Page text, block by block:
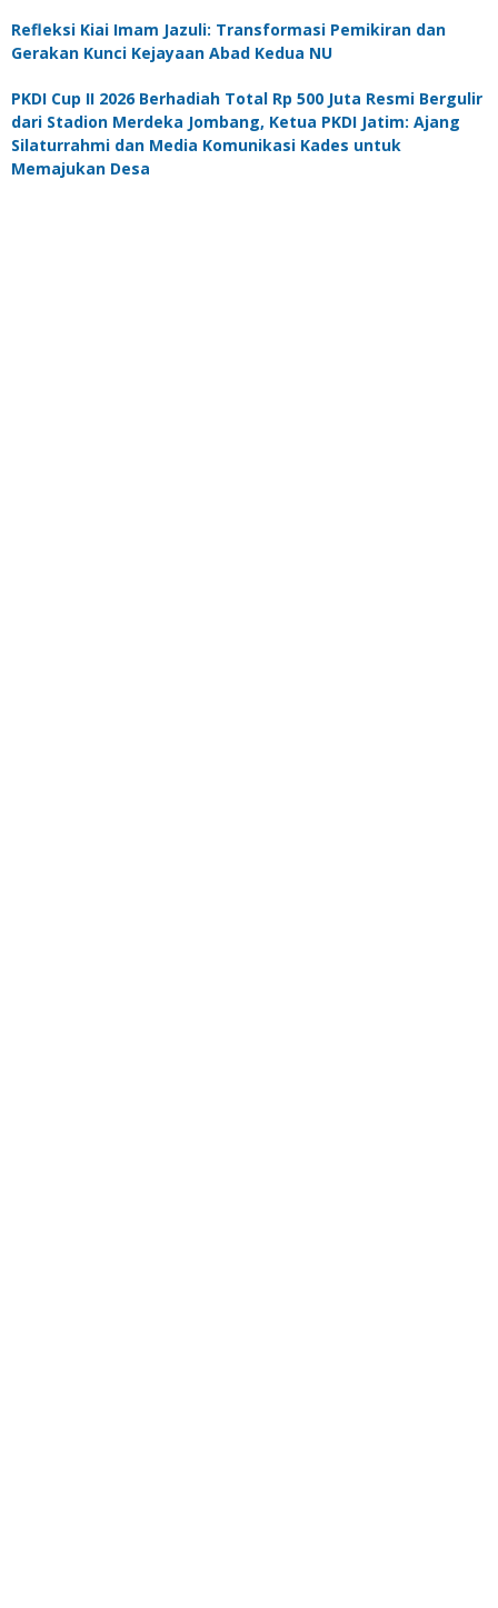
Refleksi Kiai Imam Jazuli: Transformasi Pemikiran dan
Gerakan Kunci Kejayaan Abad Kedua NU
PKDI Cup II 2026 Berhadiah Total Rp 500 Juta Resmi Bergulir
dari Stadion Merdeka Jombang, Ketua PKDI Jatim: Ajang
Silaturrahmi dan Media Komunikasi Kades untuk
Memajukan Desa